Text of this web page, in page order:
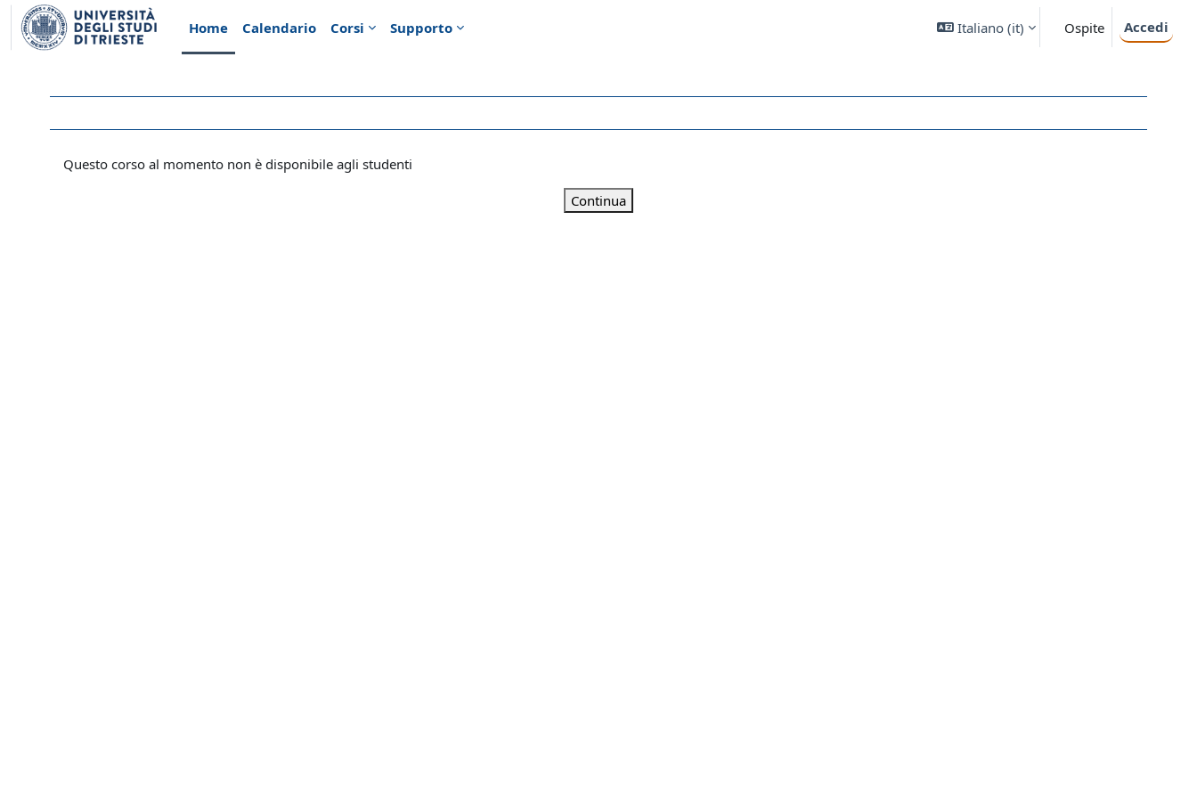
Vai al contenuto principale
Home
Calendario Corsi Supporto Italiano ‎(it)‎ Ospite Accedi
Questo corso al momento non è disponibile agli studenti
Continua